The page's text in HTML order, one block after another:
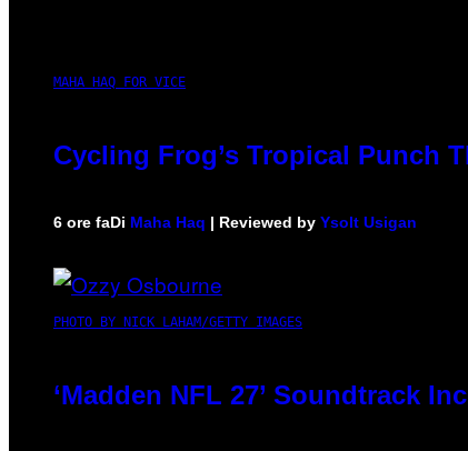
MAHA HAQ FOR VICE
Cycling Frog’s Tropical Punch
6 ore faDi Maha Haq | Reviewed by Ysolt Usigan
PHOTO BY NICK LAHAM/GETTY IMAGES
‘Madden NFL 27’ Soundtrack